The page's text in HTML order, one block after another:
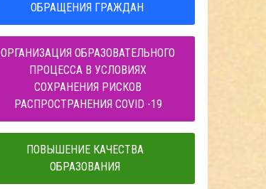
ОБРАЩЕНИЯ ГРАЖДАН
ОРГАНИЗАЦИЯ ОБРАЗОВАТЕЛЬНОГО
ПРОЦЕССА В УСЛОВИЯХ
СОХРАНЕНИЯ РИСКОВ
РАСПРОСТРАНЕНИЯ COVID -19
ПОВЫШЕНИЕ КАЧЕСТВА
ОБРАЗОВАНИЯ